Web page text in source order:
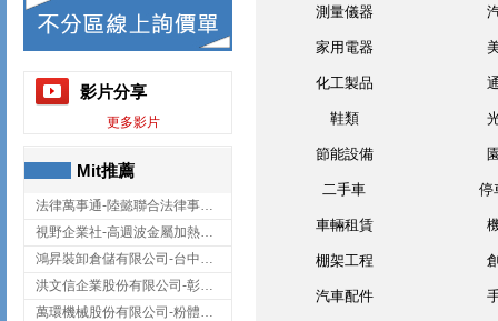
影片分享
更多影片
Mit推薦
法律萬事通-陸懿聯合法律事務所
視野企業社-高週波金屬加熱設備,彰化高週波金屬加熱設備
鴻昇裝卸倉儲有限公司-台中貨櫃裝卸
洪文信企業股份有限公司-彰化鋅合金鑄造,彰化五金加工,彰化五金配件
萬環機械股份有限公司-粉體塗裝設備,輸送機,輸送機設備,台南輸送機
測量儀器
家用電器
化工製品
鞋類
節能設備
二手車 停
車輛租賃
棚架工程
汽車配件